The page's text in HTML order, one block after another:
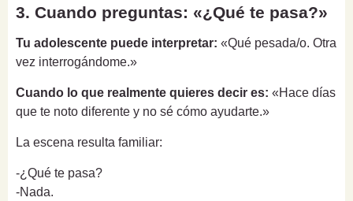
3. Cuando preguntas: «¿Qué te pasa?»
Tu adolescente puede interpretar: «Qué pesada/o. Otra
vez interrogándome.»
Cuando lo que realmente quieres decir es: «Hace días
que te noto diferente y no sé cómo ayudarte.»
La escena resulta familiar:
-¿Qué te pasa?
-Nada.